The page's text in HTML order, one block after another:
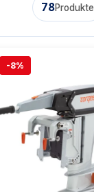
78Produkte
-8%